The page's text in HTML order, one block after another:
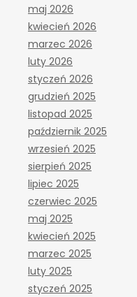
maj 2026
kwiecień 2026
marzec 2026
luty 2026
styczeń 2026
grudzień 2025
listopad 2025
październik 2025
wrzesień 2025
sierpień 2025
lipiec 2025
czerwiec 2025
maj 2025
kwiecień 2025
marzec 2025
luty 2025
styczeń 2025